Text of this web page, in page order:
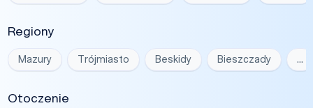
Regiony
Mazury Trójmiasto Beskidy Bieszczady …
Otoczenie